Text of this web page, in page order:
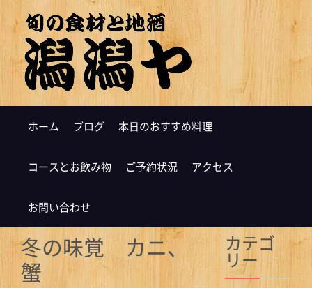
ホーム ブログ 本日のおすすめ料理
コースとお飲み物 ご予約状況 アクセス
お問い合わせ
冬の味覚 カニ、
蟹
カテゴ
リー